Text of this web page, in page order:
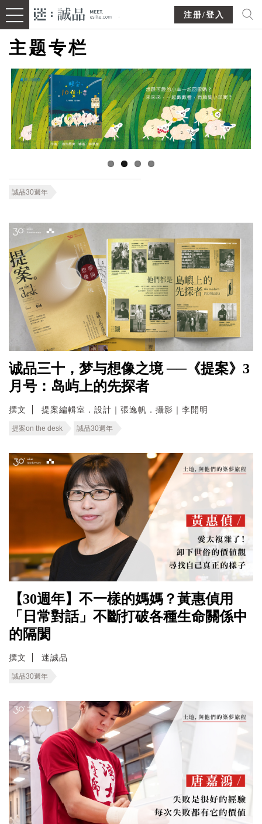
注册/登入
主题专栏
誠品30週年
诚品三十，梦与想像之境 ──《提案》3
月号：岛屿上的先探者
撰文 提案編輯室．設計｜張逸帆．攝影｜李開明
提案on the desk 誠品30週年
【30週年】不一樣的媽媽？黃惠偵用
「日常對話」不斷打破各種生命關係中
的隔閡
撰文 迷誠品
誠品30週年